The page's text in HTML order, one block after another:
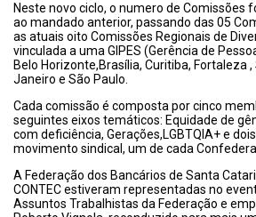
Neste novo ciclo, o numero de Comissões
ao mandado anterior, passando das 05
as atuais oito Comissões Regionais de
vinculada a uma GIPES (Gerência de
Belo Horizonte,Brasília, Curitiba, Fortaleza ,
Janeiro e São Paulo.
Cada comissão é composta por cinco
seguintes eixos temáticos: Equidade de
com deficiência, Gerações,LGBTQIA+ e
movimento sindical, um de cada
A Federação dos Bancários de Santa
CONTEC estiveram representadas no
Assuntos Trabalhistas da Federação e